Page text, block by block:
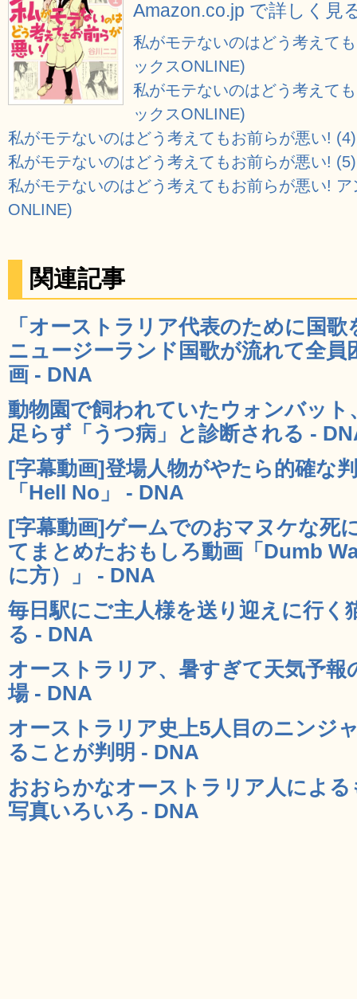
Amazon.co.jp で詳しく見
私がモテないのはどう考えて
ックスONLINE)
私がモテないのはどう考えて
ックスONLINE)
私がモテないのはどう考えてもお前らが悪い!
私がモテないのはどう考えてもお前らが悪い!
私がモテないのはどう考えてもお前らが悪い!
ONLINE)
関連記事
「オーストラリア代表のために国
ニュージーランド国歌が流れて全員
画 - DNA
動物園で飼われていたウォンバッ
足らず「うつ病」と診断される -
[字幕動画]登場人物がやたら的確な
「Hell No」 - DNA
[字幕動画]ゲームでのおマヌケな死
てまとめたおもしろ動画「Dumb
に方）」 - DNA
毎日駅にご主人様を送り迎えに行く
る - DNA
オーストラリア、暑すぎて天気予報
場 - DNA
オーストラリア史上5人目のニンジ
ることが判明 - DNA
おおらかなオーストラリア人によ
写真いろいろ - DNA